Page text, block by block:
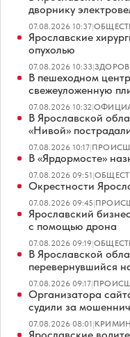
дворнику
07.08.2026 10:37|
Ярославские
опухолью
07.08.2026 10:33|
В пешеходном
свежеуложенную
07.08.2026 10:32|
В Ярославской
«Нивой»
07.08.2026 10:17|
В «Ярдормосте»
07.08.2026 09:51|
Окрестности
07.08.2026 09:45|
Ярославский
с помощью дрона
07.08.2026 09:19|
В Ярославской
перевернувшийся
07.08.2026 09:17|
Организатора
судили за
07.08.2026 08:01|